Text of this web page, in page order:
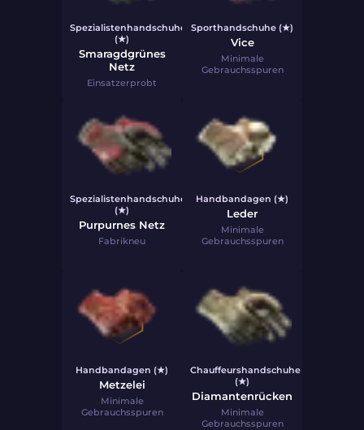
Spezialistenhandschuhe
(★)
Smaragdgrünes
Netz
Einsatzerprobt
Sporthandschuhe (★)
Vice
Minimale
Gebrauchsspuren
Spezialistenhandschuhe
(★)
Purpurnes Netz
Fabrikneu
Handbandagen (★)
Leder
Minimale
Gebrauchsspuren
Handbandagen (★)
Metzelei
Minimale
Gebrauchsspuren
Chauffeurshandschuhe
(★)
Diamantenrücken
Minimale
Gebrauchsspuren